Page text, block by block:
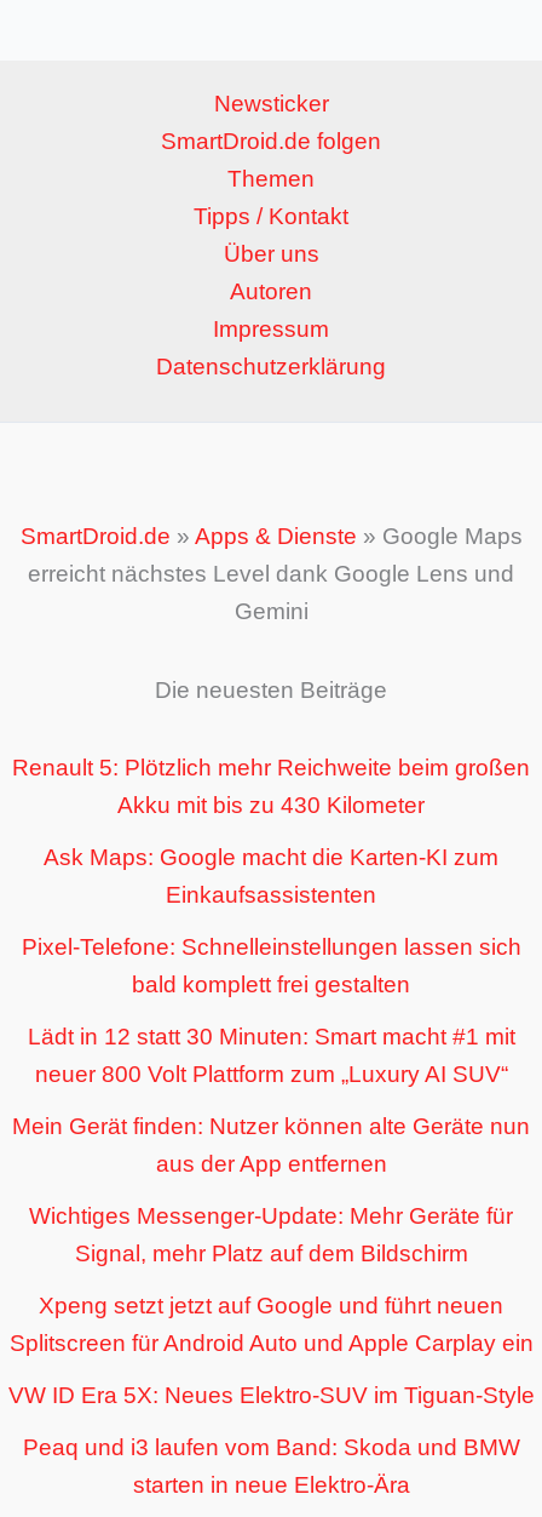
Newsticker
SmartDroid.de folgen
Themen
Tipps / Kontakt
Über uns
Autoren
Impressum
Datenschutzerklärung
SmartDroid.de » Apps & Dienste » Google Maps
erreicht nächstes Level dank Google Lens und
Gemini
Die neuesten Beiträge
Renault 5: Plötzlich mehr Reichweite beim großen
Akku mit bis zu 430 Kilometer
Ask Maps: Google macht die Karten-KI zum
Einkaufsassistenten
Pixel-Telefone: Schnelleinstellungen lassen sich
bald komplett frei gestalten
Lädt in 12 statt 30 Minuten: Smart macht #1 mit
neuer 800 Volt Plattform zum „Luxury AI SUV“
Mein Gerät finden: Nutzer können alte Geräte nun
aus der App entfernen
Wichtiges Messenger-Update: Mehr Geräte für
Signal, mehr Platz auf dem Bildschirm
Xpeng setzt jetzt auf Google und führt neuen
Splitscreen für Android Auto und Apple Carplay ein
VW ID Era 5X: Neues Elektro-SUV im Tiguan-Style
Peaq und i3 laufen vom Band: Skoda und BMW
starten in neue Elektro-Ära